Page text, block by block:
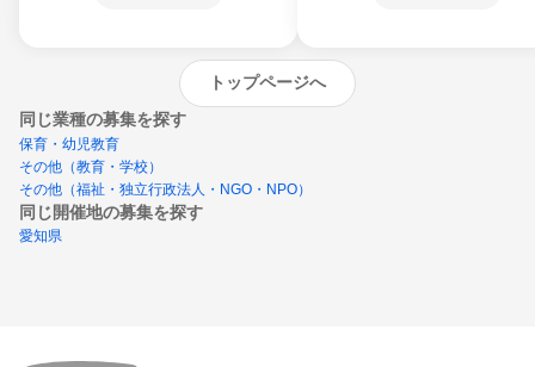
トップページへ
同じ業種の募集を探す
保育・幼児教育
その他（教育・学校）
その他（福祉・独立行政法人・NGO・NPO）
同じ開催地の募集を探す
愛知県